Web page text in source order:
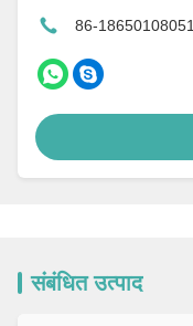
86-18650108051
संबंधित उत्पाद